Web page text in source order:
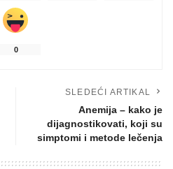
0
SLEDEĆI ARTIKAL
Anemija – kako je
dijagnostikovati, koji su
simptomi i metode lečenja